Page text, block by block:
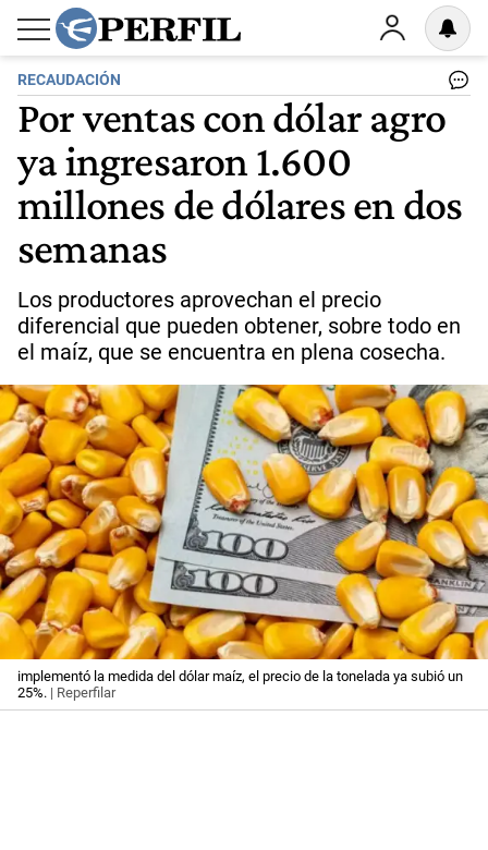
RECAUDACIÓN
Por ventas con dólar agro
ya ingresaron 1.600
millones de dólares en dos
semanas
Los productores aprovechan el precio
diferencial que pueden obtener, sobre todo en
el maíz, que se encuentra en plena cosecha.
implementó la medida del dólar maíz, el precio de la tonelada ya subió un
25%. | Reperfilar